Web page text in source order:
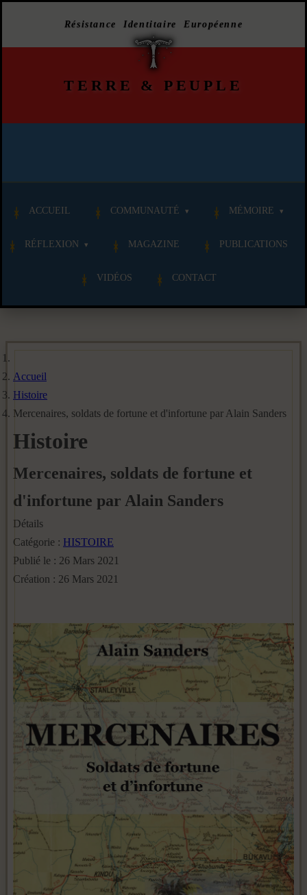
Résistance Identitaire Européenne
TERRE & PEUPLE
ACCUEIL COMMUNAUTÉ MÉMOIRE
RÉFLEXION MAGAZINE PUBLICATIONS
VIDÉOS CONTACT
Accueil
Histoire
Mercenaires, soldats de fortune et d'infortune par Alain Sanders
Histoire
Mercenaires, soldats de fortune et
d'infortune par Alain Sanders
Détails
Catégorie : HISTOIRE
Publié le : 26 Mars 2021
Création : 26 Mars 2021